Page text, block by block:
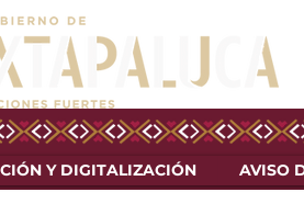
Y DIGITALIZACIÓN AVISO